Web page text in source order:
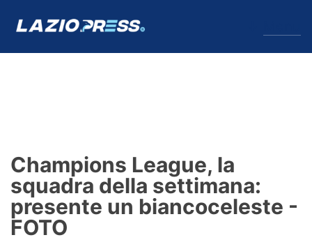
Formello
Infortuni
Primavera
Champions League, la
squadra della settimana:
presente un biancoceleste -
FOTO